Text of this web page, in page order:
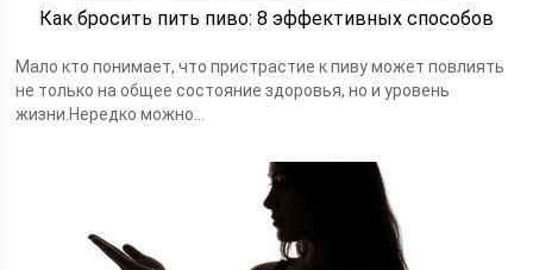
Как бросить пить пиво: 8 эффективных способов
Мало кто понимает, что пристрастие к пиву может повлиять
не только на общее состояние здоровья, но и уровень
жизни.Нередко можно...